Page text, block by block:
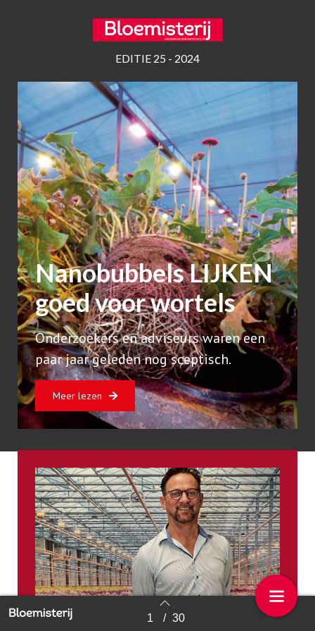
Back to index 1 / 30
EDITIE 25 - 2024
Nanobubbels LIJKEN
goed voor wortels
Onderzoekers en adviseurs waren een
paar jaar geleden nog sceptisch.
Meer lezen